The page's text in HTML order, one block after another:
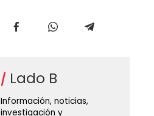
Lado B
Información, noticias,
investigación y